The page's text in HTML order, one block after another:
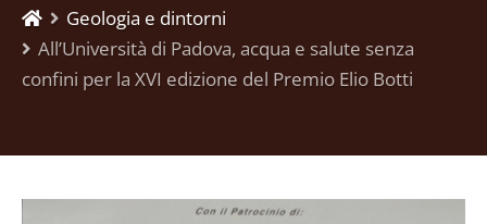
Geologia e dintorni
All’Università di Padova, acqua e salute senza
confini per la XVI edizione del Premio Elio Botti